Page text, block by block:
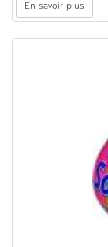
En savoir plus